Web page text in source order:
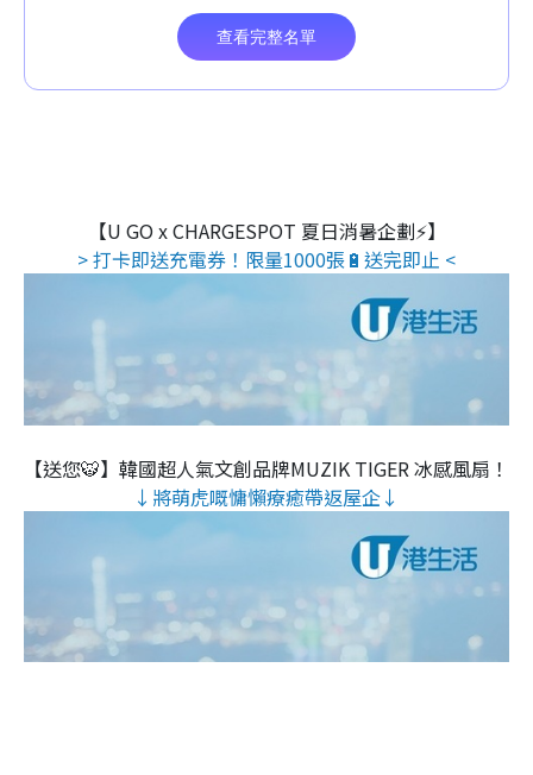
【U GO x CHARGESPOT 夏日消暑企劃⚡】
> 打卡即送充電券！限量1000張🔋送完即止 <
【送您🐯】韓國超人氣文創品牌MUZIK TIGER 冰感風扇！
↓將萌虎嘅慵懶療癒帶返屋企↓